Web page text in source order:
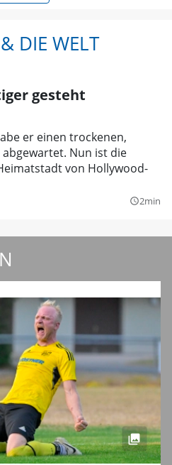
DIE WELT
gesteht
er einen trockenen,
Nun ist die
von Hollywood-
query_builder2min